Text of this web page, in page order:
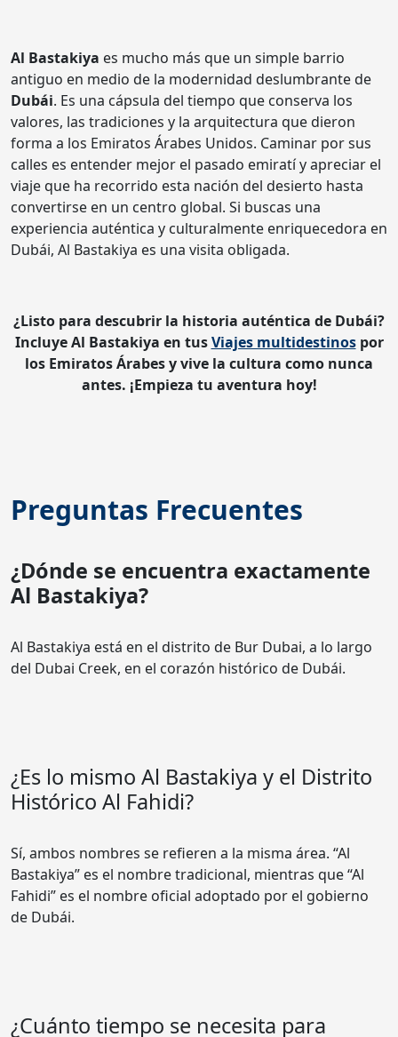
Al Bastakiya es mucho más que un simple barrio
antiguo en medio de la modernidad deslumbrante de
Dubái. Es una cápsula del tiempo que conserva los
valores, las tradiciones y la arquitectura que dieron
forma a los Emiratos Árabes Unidos. Caminar por sus
calles es entender mejor el pasado emiratí y apreciar el
viaje que ha recorrido esta nación del desierto hasta
convertirse en un centro global. Si buscas una
experiencia auténtica y culturalmente enriquecedora en
Dubái, Al Bastakiya es una visita obligada.
¿Listo para descubrir la historia auténtica de Dubái?
Incluye Al Bastakiya en tusViajes multidestinospor
los Emiratos Árabes y vive la cultura como nunca
antes. ¡Empieza tu aventura hoy!
Preguntas Frecuentes
¿Dónde se encuentra exactamente
Al Bastakiya?
Al Bastakiya está en el distrito de Bur Dubai, a lo largo
del Dubai Creek, en el corazón histórico de Dubái.
¿Es lo mismo Al Bastakiya y el Distrito
Histórico Al Fahidi?
Sí, ambos nombres se refieren a la misma área. “Al
Bastakiya” es el nombre tradicional, mientras que “Al
Fahidi” es el nombre oficial adoptado por el gobierno
de Dubái.
¿Cuánto tiempo se necesita para